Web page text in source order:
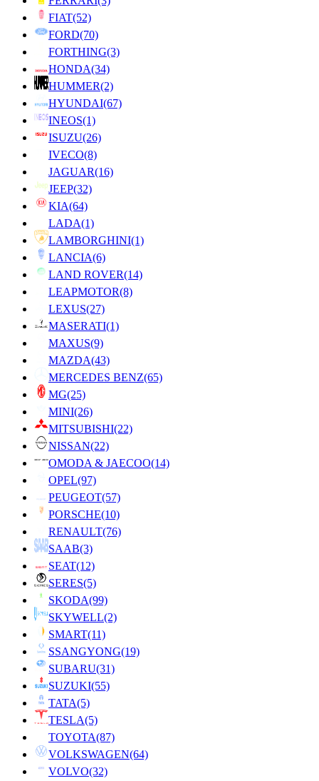
FIAT(52)
FORD(70)
FORTHING(3)
HONDA(34)
HUMMER(2)
HYUNDAI(67)
INEOS(1)
ISUZU(26)
IVECO(8)
JAGUAR(16)
JEEP(32)
KIA(64)
LADA(1)
LAMBORGHINI(1)
LANCIA(6)
LAND ROVER(14)
LEAPMOTOR(8)
LEXUS(27)
MASERATI(1)
MAXUS(9)
MAZDA(43)
MERCEDES BENZ(65)
MG(25)
MINI(26)
MITSUBISHI(22)
NISSAN(22)
OMODA & JAECOO(14)
OPEL(97)
PEUGEOT(57)
PORSCHE(10)
RENAULT(76)
SAAB(3)
SEAT(12)
SERES(5)
SKODA(99)
SKYWELL(2)
SMART(11)
SSANGYONG(19)
SUBARU(31)
SUZUKI(55)
TATA(5)
TESLA(5)
TOYOTA(87)
VOLKSWAGEN(64)
VOLVO(32)